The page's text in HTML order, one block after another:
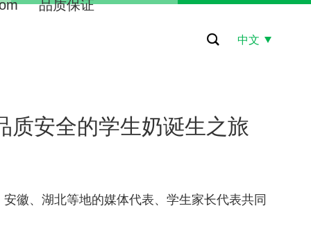
品质保证
中文
质安全的学生奶诞生之旅
徽、湖北等地的媒体代表、学生家长代表共同